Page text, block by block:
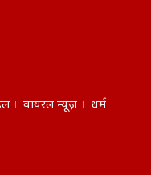
वायरल न्यूज़
धर्म